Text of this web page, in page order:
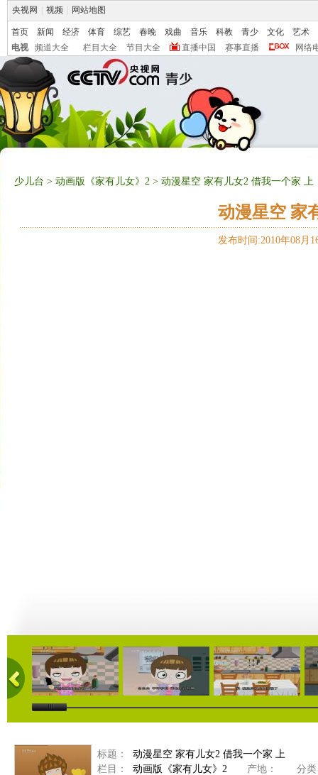
央视网 视频 网站地图
首页 新闻 经济 体育 综艺 春晚 戏曲 音乐 科教 青少 文化
艺术
电视
频道大全 栏目大全 节目大全 直播中国 赛事直播 网络
少儿台 > 动画版《家有儿女》2 > 动漫星空 家有儿女2 借我一个家 上
动漫星空 家
发布时间:2010年08月
25:18 24:38 23:38
标题：
动漫星空 家有儿女2 借我一个家 上
栏目：
动画版《家有儿女》2 产地：
分类